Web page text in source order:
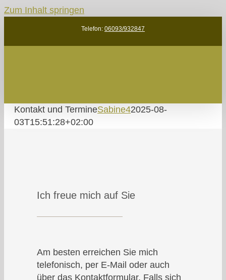
Zum Inhalt springen
Telefon: 06093/932847
Kontakt und TermineSabine42025-08-
03T15:51:28+02:00
Ich freue mich auf Sie
Am besten erreichen Sie mich
telefonisch, per E-Mail oder auch
über das Kontaktformular. Falls sich